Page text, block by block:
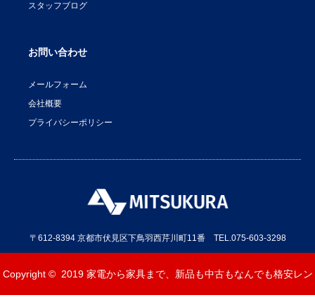
スタッフブログ
お問い合わせ
メールフォーム
会社概要
プライバシーポリシー
〒612-8394 京都市伏見区下鳥羽西芹川町11番 TEL.075-603-3298
Copyright © 2019 家電から家具まで、新品も中古もなんでも格安レン